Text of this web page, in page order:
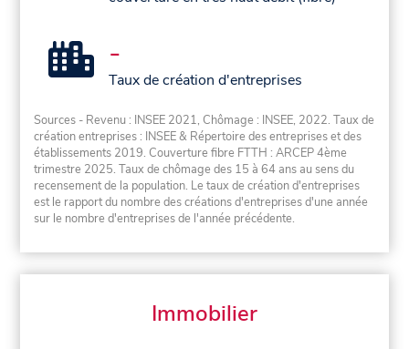
-
Taux de création d'entreprises
Sources - Revenu : INSEE 2021, Chômage : INSEE, 2022. Taux de
création entreprises : INSEE & Répertoire des entreprises et des
établissements 2019. Couverture fibre FTTH : ARCEP 4ème
trimestre 2025. Taux de chômage des 15 à 64 ans au sens du
recensement de la population. Le taux de création d'entreprises
est le rapport du nombre des créations d'entreprises d'une année
sur le nombre d'entreprises de l'année précédente.
Immobilier